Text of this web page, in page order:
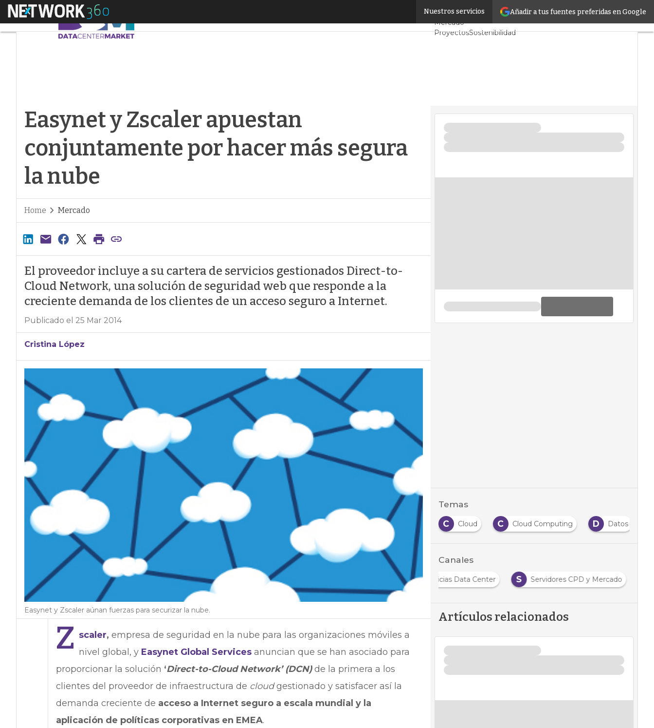
Añadir a tus fuentes preferidas en Google
Nuestros servicios
Menú Easynet y Zscaler apuestan conjuntamente por hacer más segura la nubeServidores CPD y
Mercado
ProyectosSostenibilidad
Easynet y Zscaler apuestan
conjuntamente por hacer más segura
la nube
Home Mercado
El proveedor incluye a su cartera de servicios gestionados Direct-to-
Cloud Network, una solución de seguridad web que responde a la
creciente demanda de los clientes de un acceso seguro a Internet.
Publicado el 25 Mar 2014
Cristina López
Easynet y Zscaler aúnan fuerzas para securizar la nube.
Z scaler, empresa de seguridad en la nube para las organizaciones móviles a
nivel global, y Easynet Global Services anuncian que se han asociado para
proporcionar la solución ‘Direct-to-Cloud Network’ (DCN)de la primera a los
clientes del proveedor de infraestructura de cloudgestionado y satisfacer así la
demanda creciente de acceso a Internet seguro a escala mundial y la
aplicación de políticas corporativas en EMEA.
Temas
A
Ahorro C Cloud C Cloud Computing D Datos
Canales
N
Noticias Data Center S Servidores CPD y Mercado
Artículos relacionados